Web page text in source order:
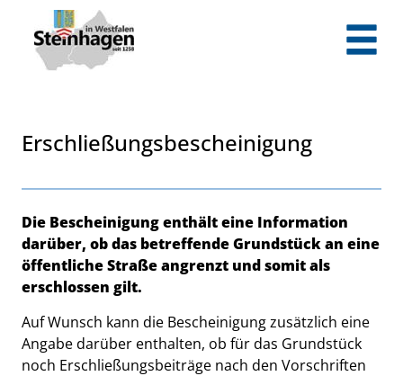
Zum Hauptinhalt springen
Zum Header
Zum Hauptinhalt
Zum Footer
Erschließungsbescheinigung
Beschreibung
Die Bescheinigung enthält eine Information
darüber, ob das betreffende Grundstück an eine
öffentliche Straße angrenzt und somit als
erschlossen gilt.
Auf Wunsch kann die Bescheinigung zusätzlich eine
Angabe darüber enthalten, ob für das Grundstück
noch Erschließungsbeiträge nach den Vorschriften